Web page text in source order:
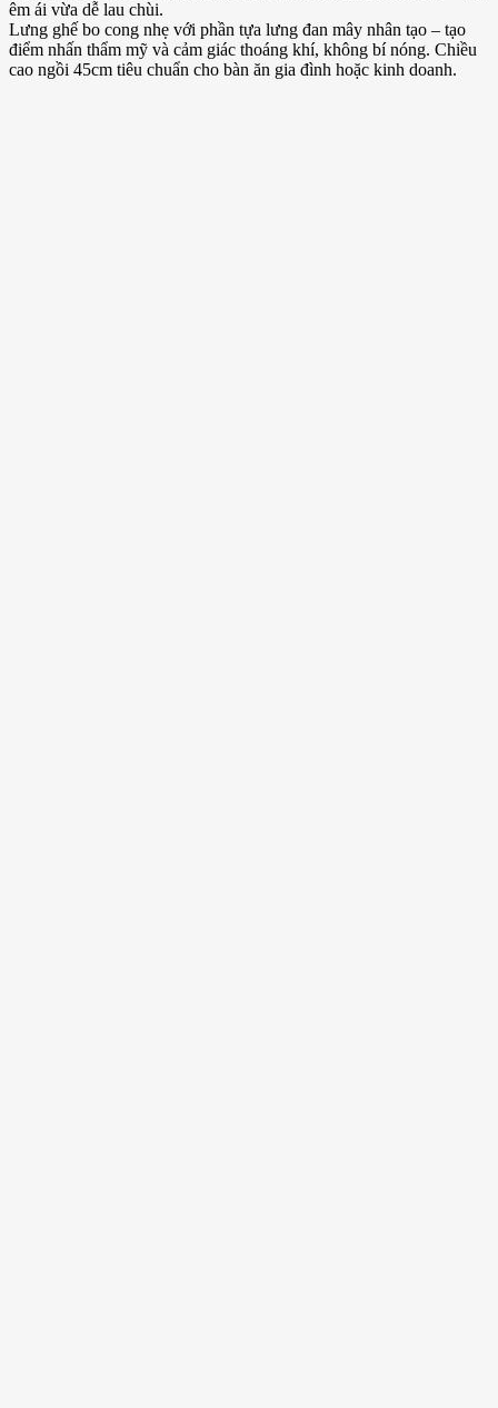
êm ái vừa dễ lau chùi.
Lưng ghế bo cong nhẹ với phần tựa lưng đan mây nhân tạo – tạo
điểm nhấn thẩm mỹ và cảm giác thoáng khí, không bí nóng. Chiều
cao ngồi 45cm tiêu chuẩn cho bàn ăn gia đình hoặc kinh doanh.